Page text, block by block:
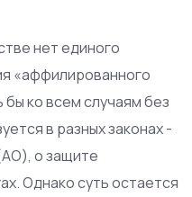
нет единого
«аффилированного
ко всем случаям без
в разных законах -
о защите
Однако суть остается